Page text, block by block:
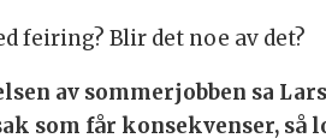
feiring? Blir det noe av det?
av sommerjobben sa
som får konsekvenser, så